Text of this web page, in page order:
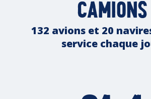
camions
132 avions et 20
service chaque